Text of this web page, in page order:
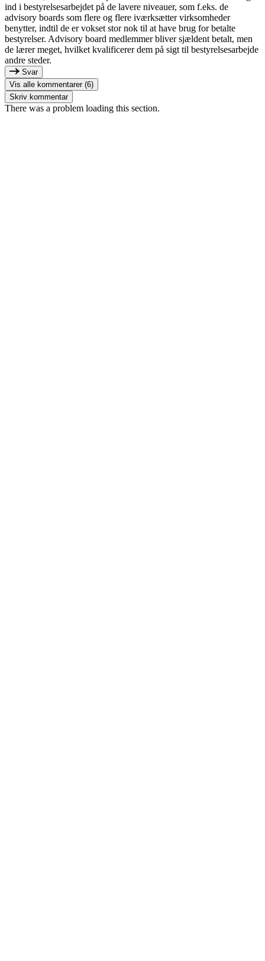
ind i bestyrelsesarbejdet på de lavere niveauer, som f.eks. de
advisory boards som flere og flere iværksætter virksomheder
benytter, indtil de er vokset stor nok til at have brug for betalte
bestyrelser. Advisory board medlemmer bliver sjældent betalt, men
de lærer meget, hvilket kvalificerer dem på sigt til bestyrelsesarbejde
andre steder.
Svar
Vis alle kommentarer (6)
Skriv kommentar
There was a problem loading this section.